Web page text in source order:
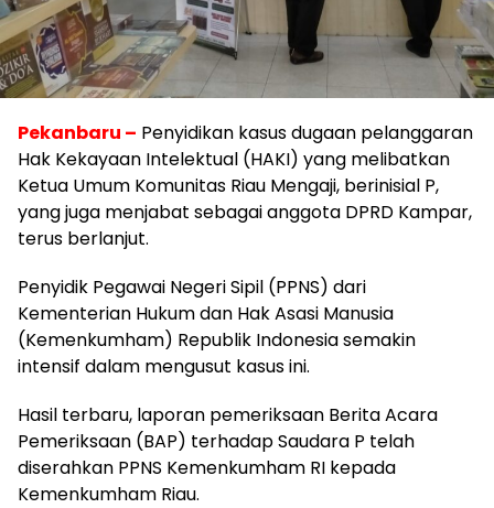
Pekanbaru – Penyidikan kasus dugaan pelanggaran
Hak Kekayaan Intelektual (HAKI) yang melibatkan
Ketua Umum Komunitas Riau Mengaji, berinisial P,
yang juga menjabat sebagai anggota DPRD Kampar,
terus berlanjut.
Penyidik Pegawai Negeri Sipil (PPNS) dari
Kementerian Hukum dan Hak Asasi Manusia
(Kemenkumham) Republik Indonesia semakin
intensif dalam mengusut kasus ini.
Hasil terbaru, laporan pemeriksaan Berita Acara
Pemeriksaan (BAP) terhadap Saudara P telah
diserahkan PPNS Kemenkumham RI kepada
Kemenkumham Riau.